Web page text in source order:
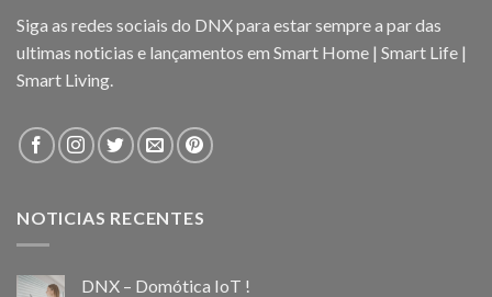
Siga as redes sociais do DNX para estar sempre a par das
ultimas noticias e lançamentos em Smart Home | Smart Life |
Smart Living.
NOTICIAS RECENTES
DNX – Domótica IoT !